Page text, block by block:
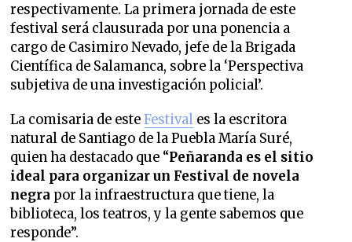
respectivamente. La primera jornada de este
festival será clausurada por una ponencia a
cargo de Casimiro Nevado, jefe de la Brigada
Científica de Salamanca, sobre la ‘Perspectiva
subjetiva de una investigación policial’.
La comisaria de esteFestival es la escritora
natural de Santiago de la Puebla María Suré,
quien ha destacado que “Peñaranda es el sitio
ideal para organizar un Festival de novela
negra por la infraestructura que tiene, la
biblioteca, los teatros, y la gente sabemos que
responde”.